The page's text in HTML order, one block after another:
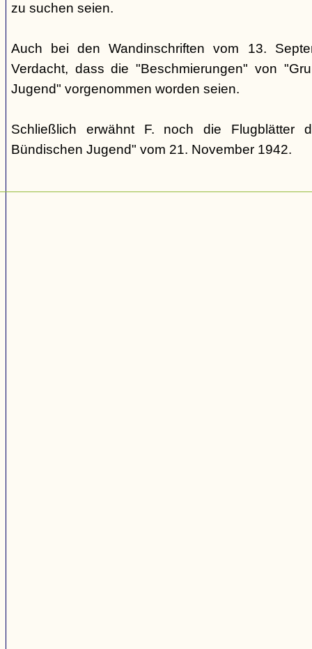
zu suchen seien.
Auch bei den Wandinschriften vom 13.
Verdacht, dass die "Beschmierungen" von
Jugend" vorgenommen worden seien.
Schließlich erwähnt F. noch die Flugblätter
Bündischen Jugend" vom 21. November 1942.